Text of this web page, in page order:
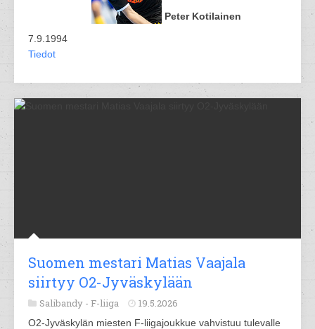
Peter Kotilainen
7.9.1994
Tiedot
Suomen mestari Matias Vaajala
siirtyy O2-Jyväskylään
Salibandy - F-liiga 19.5.2026
O2-Jyväskylän miesten F-liigajoukkue vahvistuu tulevalle